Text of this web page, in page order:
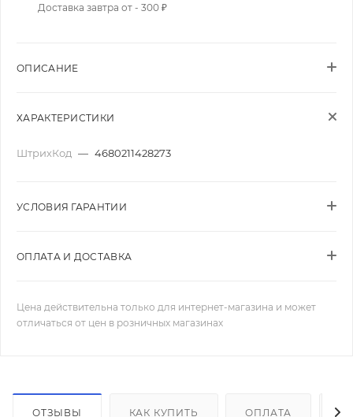
Доставка завтра от - 300 ₽
ОПИСАНИЕ
ХАРАКТЕРИСТИКИ
ШтрихКод — 4680211428273
УСЛОВИЯ ГАРАНТИИ
ОПЛАТА И ДОСТАВКА
Цена действительна только для интернет-магазина и может
отличаться от цен в розничных магазинах
ОТЗЫВЫ КАК КУПИТЬ ОПЛАТА